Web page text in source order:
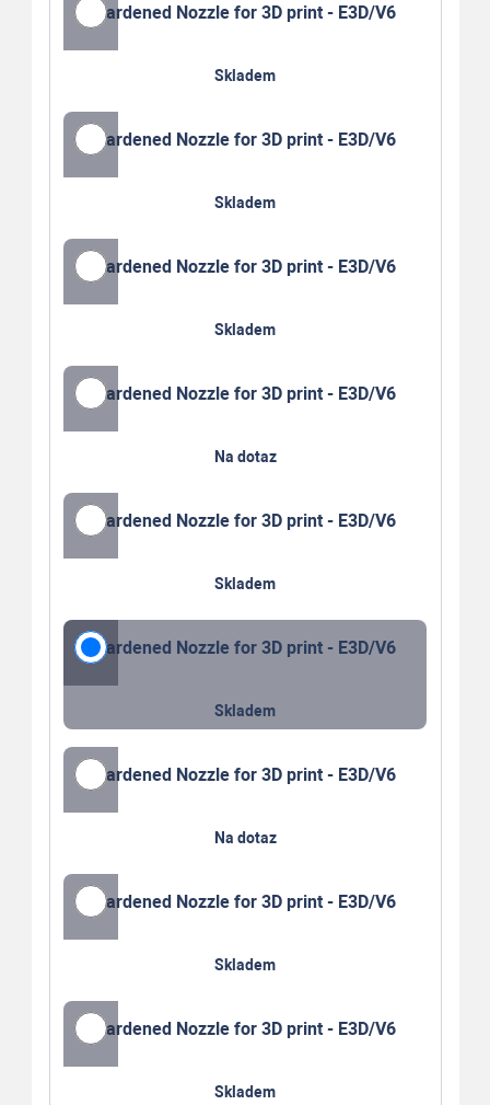
Hardened Nozzle for 3D print - E3D/V6
Skladem
Hardened Nozzle for 3D print - E3D/V6
Skladem
Hardened Nozzle for 3D print - E3D/V6
Skladem
Hardened Nozzle for 3D print - E3D/V6
Na dotaz
Hardened Nozzle for 3D print - E3D/V6
Skladem
Hardened Nozzle for 3D print - E3D/V6
Skladem
Hardened Nozzle for 3D print - E3D/V6
Na dotaz
Hardened Nozzle for 3D print - E3D/V6
Skladem
Hardened Nozzle for 3D print - E3D/V6
Skladem